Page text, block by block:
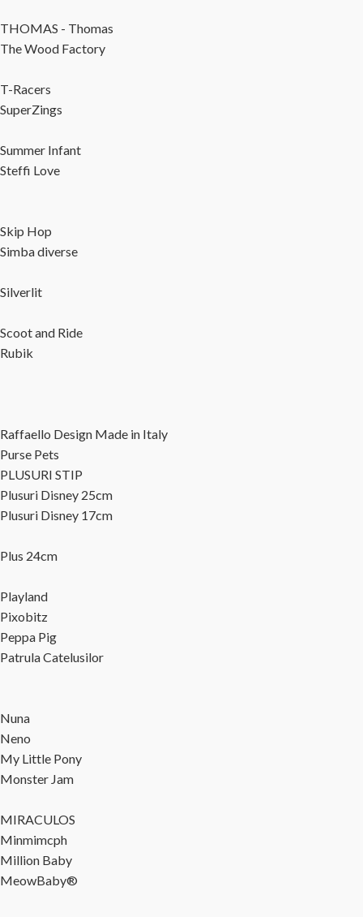
THOMAS - Thomas
The Wood Factory
T-Racers
SuperZings
Summer Infant
Steffi Love
Skip Hop
Simba diverse
Silverlit
Scoot and Ride
Rubik
Raffaello Design Made in Italy
Purse Pets
PLUSURI STIP
Plusuri Disney 25cm
Plusuri Disney 17cm
Plus 24cm
Playland
Pixobitz
Peppa Pig
Patrula Catelusilor
Nuna
Neno
My Little Pony
Monster Jam
MIRACULOS
Minmimcph
Million Baby
MeowBaby®